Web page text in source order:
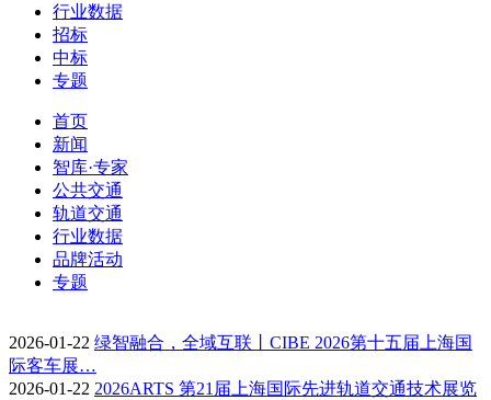
行业数据
招标
中标
专题
首页
新闻
智库·专家
公共交通
轨道交通
行业数据
品牌活动
专题
2026-01-22 绿智融合，全域互联丨CIBE 2026第十五届上海国
际客车展…
2026-01-22 2026ARTS 第21届上海国际先进轨道交通技术展览